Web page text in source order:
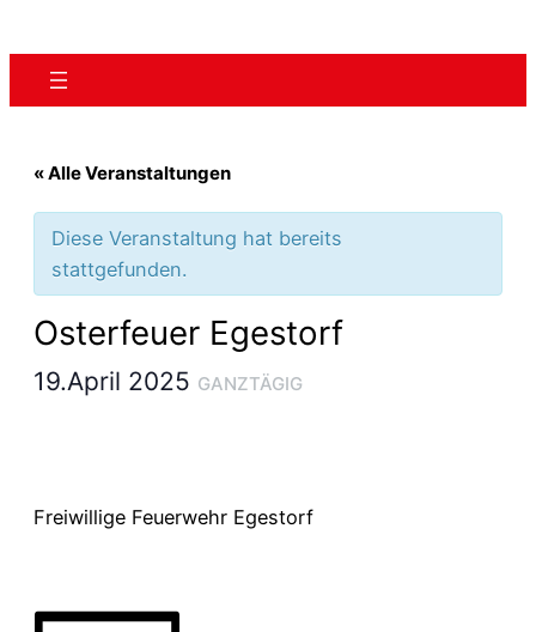
« Alle Veranstaltungen
Diese Veranstaltung hat bereits
stattgefunden.
Osterfeuer Egestorf
19.April 2025 GANZTÄGIG
Freiwillige Feuerwehr Egestorf